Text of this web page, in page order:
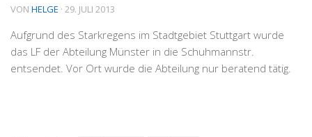
VON HELGE · 29. JULI 2013
Aufgrund des Starkregens im Stadtgebiet Stuttgart wurde
das LF der Abteilung Münster in die Schuhmannstr.
entsendet. Vor Ort wurde die Abteilung nur beratend tätig.